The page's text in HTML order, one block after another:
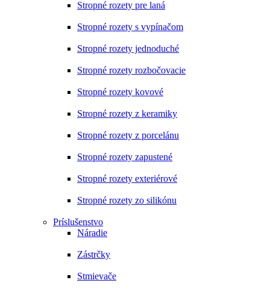
Stropné rozety pre laná
Stropné rozety s vypínačom
Stropné rozety jednoduché
Stropné rozety rozbočovacie
Stropné rozety kovové
Stropné rozety z keramiky
Stropné rozety z porcelánu
Stropné rozety zapustené
Stropné rozety exteriérové
Stropné rozety zo silikónu
Príslušenstvo
Náradie
Zástrčky
Stmievače